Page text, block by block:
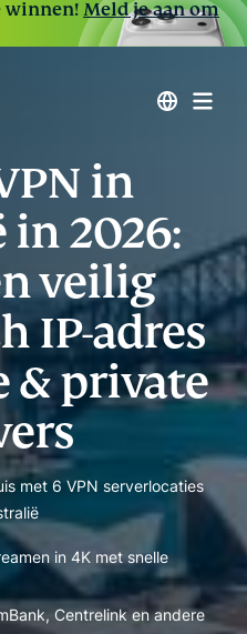
winnen!Meld je aan om
in
2026:
veilig
IP-adres
& private
met 6 VPN serverlocaties
in 4K met snelle
Centrelink en andere